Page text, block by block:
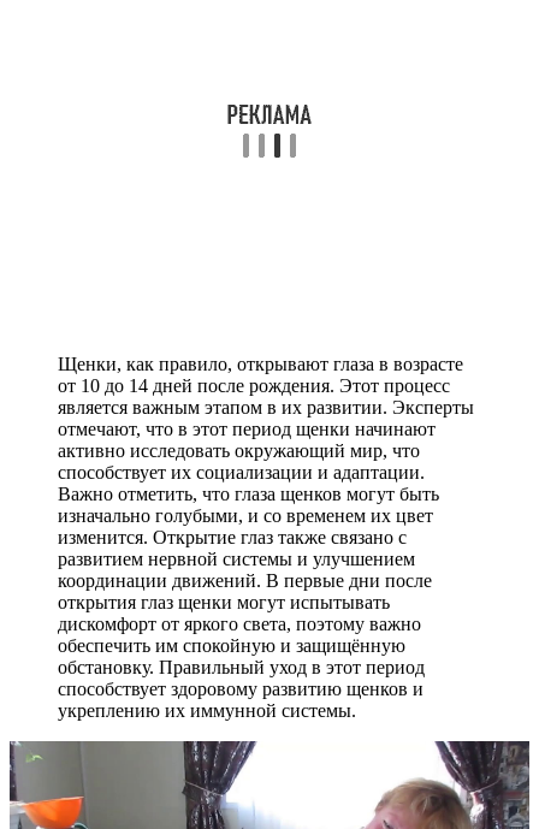
Щенки, как правило, открывают глаза в возрасте
от 10 до 14 дней после рождения. Этот процесс
является важным этапом в их развитии. Эксперты
отмечают, что в этот период щенки начинают
активно исследовать окружающий мир, что
способствует их социализации и адаптации.
Важно отметить, что глаза щенков могут быть
изначально голубыми, и со временем их цвет
изменится. Открытие глаз также связано с
развитием нервной системы и улучшением
координации движений. В первые дни после
открытия глаз щенки могут испытывать
дискомфорт от яркого света, поэтому важно
обеспечить им спокойную и защищённую
обстановку. Правильный уход в этот период
способствует здоровому развитию щенков и
укреплению их иммунной системы.